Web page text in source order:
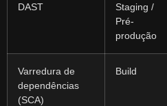
DAST
Staging /
Pré-
produção
Varredura de
dependências
(SCA)
Build